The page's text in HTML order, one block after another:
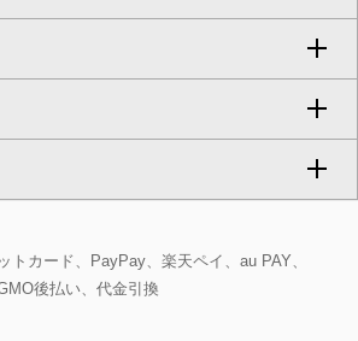
ャミソール
ージー
ルインワン
スカート
ケット
ツ
ート
ピース
ト
ー・スヌード
ダー
リー
グ
ングル
ジュ
ラワー
トカード、PayPay、楽天ペイ、au PAY、
後払い、代金引換